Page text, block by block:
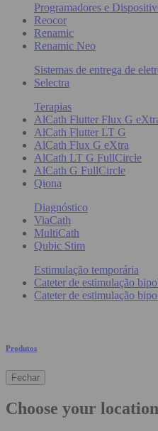
Programadores e
Reocor
Renamic
Renamic Neo
Sistemas de entrega de
Selectra
Terapias
AlCath Flutter Flux G
AlCath Flutter LT G
AlCath Flux G eXtra
AlCath LT G FullCircle
AlCath G FullCircle
Qiona
Diagnóstico
ViaCath
MultiCath
Qubic Stim
Estimulação temporária
Cateter de estimulação
Cateter de estimulação
Produtos
Fechar
Choose your location